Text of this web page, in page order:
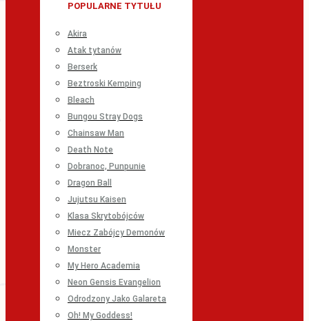
POPULARNE TYTUŁU
Akira
Atak tytanów
Berserk
Beztroski Kemping
Bleach
Bungou Stray Dogs
Chainsaw Man
Death Note
Dobranoc, Punpunie
Dragon Ball
Jujutsu Kaisen
Klasa Skrytobójców
Miecz Zabójcy Demonów
Monster
My Hero Academia
Neon Gensis Evangelion
Odrodzony Jako Galareta
Oh! My Goddess!